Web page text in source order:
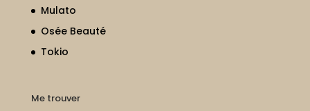
Mulato
Osée Beauté
Tokio
Me trouver